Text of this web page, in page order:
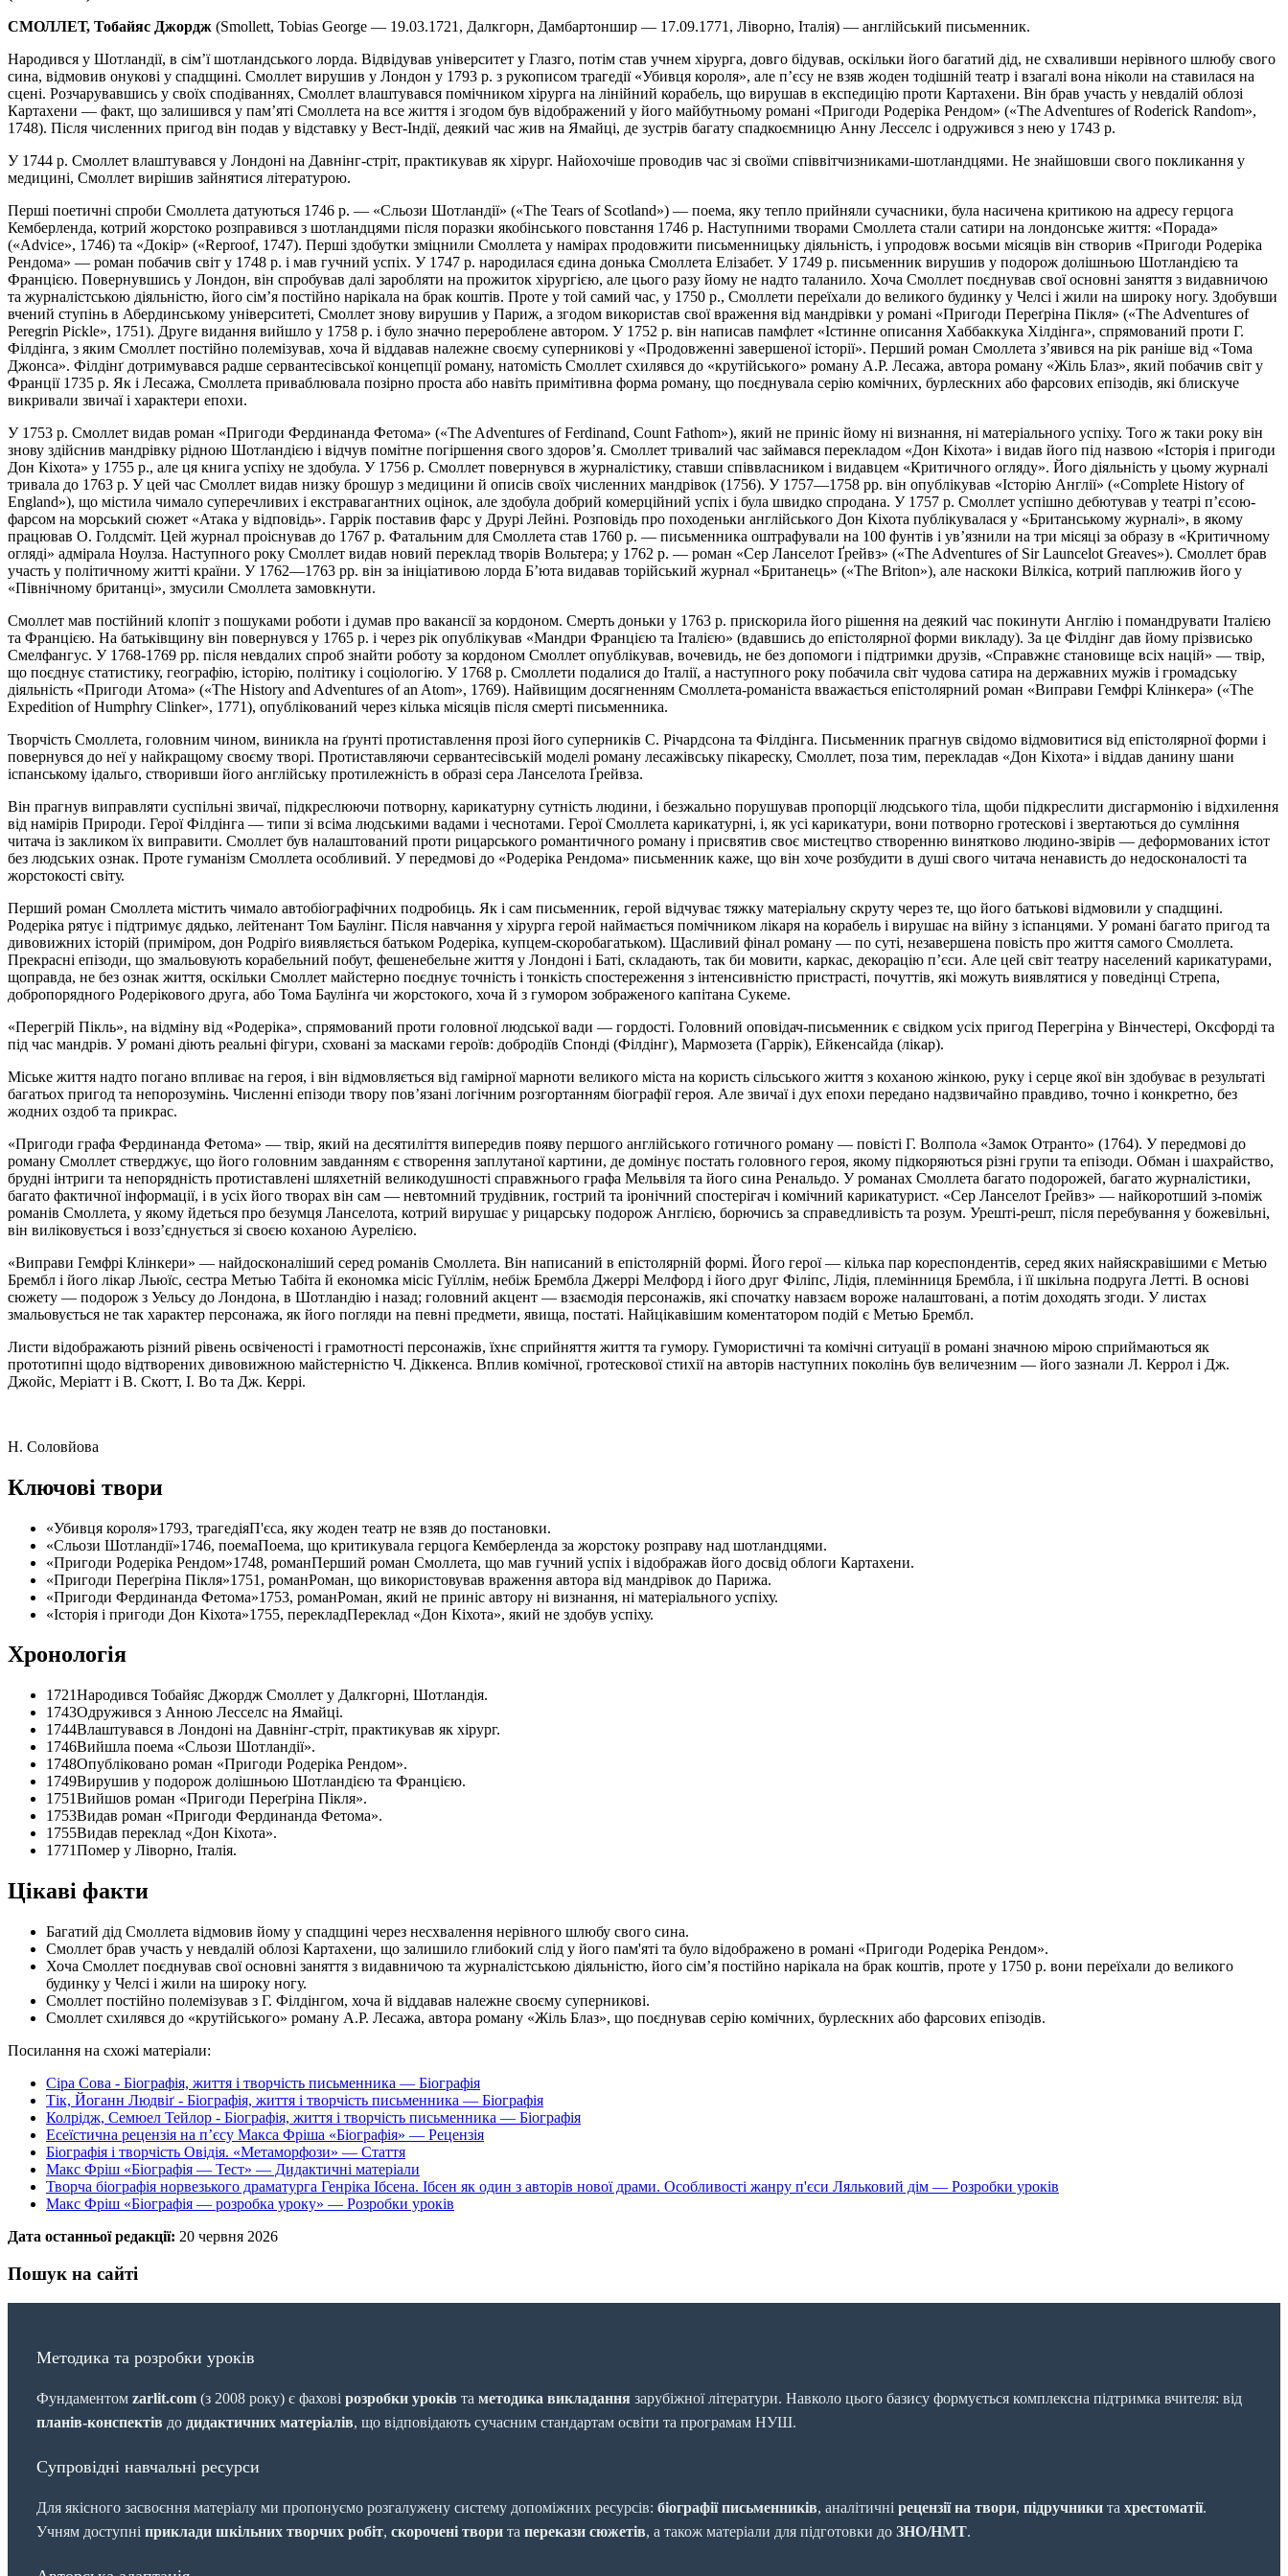
СМОЛЛЕТ, Тобайяс Джордж (Smollett, Tobias George — 19.03.1721, Далкгорн, Дамбартоншир — 17.09.1771, Ліворно, Італія) — англійський письменник.
Народився у Шотландії, в сім’ї шотландського лорда. Відвідував університет у Глазго, потім став учнем хірурга, довго бідував, оскільки його багатий дід, не схваливши нерівного шлюбу свого
сина, відмовив онукові у спадщині. Смоллет вирушив у Лондон у 1793 р. з рукописом трагедії «Убивця короля», але п’єсу не взяв жоден тодішній театр і взагалі вона ніколи на ставилася на
сцені. Розчарувавшись у своїх сподіваннях, Смоллет влаштувався помічником хірурга на лінійний корабель, що вирушав в експедицію проти Картахени. Він брав участь у невдалій облозі
Картахени — факт, що залишився у пам’яті Смоллета на все життя і згодом був відображений у його майбутньому романі «Пригоди Родеріка Рендом» («The Adventures of Roderick Random»,
1748). Після численних пригод він подав у відставку у Вест-Індії, деякий час жив на Ямайці, де зустрів багату спадкоємницю Анну Лесселс і одружився з нею у 1743 р.
У 1744 р. Смоллет влаштувався у Лондоні на Давнінг-стріт, практикував як хірург. Найохочіше проводив час зі своїми співвітчизниками-шотландцями. Не знайшовши свого покликання у
медицині, Смоллет вирішив зайнятися літературою.
Перші поетичні спроби Смоллета датуються 1746 р. — «Сльози Шотландії» («The Tears of Scotland») — поема, яку тепло прийняли сучасники, була насичена критикою на адресу герцога
Кемберленда, котрий жорстоко розправився з шотландцями після поразки якобінського повстання 1746 р. Наступними творами Смоллета стали сатири на лондонське життя: «Порада»
(«Advice», 1746) та «Докір» («Reproof, 1747). Перші здобутки зміцнили Смоллета у намірах продовжити письменницьку діяльність, і упродовж восьми місяців він створив «Пригоди Родеріка
Рендома» — роман побачив світ у 1748 р. і мав гучний успіх. У 1747 р. народилася єдина донька Смоллета Елізабет. У 1749 р. письменник вирушив у подорож долішньою Шотландією та
Францією. Повернувшись у Лондон, він спробував далі заробляти на прожиток хірургією, але цього разу йому не надто таланило. Хоча Смоллет поєднував свої основні заняття з видавничою
та журналістською діяльністю, його сім’я постійно нарікала на брак коштів. Проте у той самий час, у 1750 р., Смоллети переїхали до великого будинку у Челсі і жили на широку ногу. Здобувши
вчений ступінь в Абердинському університеті, Смоллет знову вирушив у Париж, а згодом використав свої враження від мандрівки у романі «Пригоди Переґріна Пікля» («The Adventures of
Peregrin Pickle», 1751). Друге видання вийшло у 1758 p. і було значно перероблене автором. У 1752 р. він написав памфлет «Істинне описання Хаббаккука Хілдінга», спрямований проти Г.
Філдінга, з яким Смоллет постійно полемізував, хоча й віддавав належне своєму суперникові у «Продовженні завершеної історії». Перший роман Смоллета з’явився на рік раніше від «Тома
Джонса». Філдінґ дотримувався радше сервантесівської концепції роману, натомість Смоллет схилявся до «крутійського» роману А.Р. Лесажа, автора роману «Жіль Блаз», який побачив світ у
Франції 1735 р. Як і Лесажа, Смоллета приваблювала позірно проста або навіть примітивна форма роману, що поєднувала серію комічних, бурлескних або фарсових епізодів, які блискуче
викривали звичаї і характери епохи.
У 1753 р. Смоллет видав роман «Пригоди Фердинанда Фетома» («The Adventures of Ferdinand, Count Fathom»), який не приніс йому ні визнання, ні матеріального успіху. Того ж таки року він
знову здійснив мандрівку рідною Шотландією і відчув помітне погіршення свого здоров’я. Смоллет тривалий час займався перекладом «Дон Кіхота» і видав його під назвою «Історія і пригоди
Дон Кіхота» у 1755 p., але ця книга успіху не здобула. У 1756 p. Смоллет повернувся в журналістику, ставши співвласником і видавцем «Критичного огляду». Його діяльність у цьому журналі
тривала до 1763 р. У цей час Смоллет видав низку брошур з медицини й описів своїх численних мандрівок (1756). У 1757—1758 pp. він опублікував «Історію Англії» («Complete History of
England»), що містила чимало суперечливих і екстравагантних оцінок, але здобула добрий комерційний успіх і була швидко спродана. У 1757 р. Смоллет успішно дебютував у театрі п’єсою-
фарсом на морський сюжет «Атака у відповідь». Гаррік поставив фарс у Друрі Лейні. Розповідь про походеньки англійського Дон Кіхота публікувалася у «Британському журналі», в якому
працював О. Голдсміт. Цей журнал проіснував до 1767 р. Фатальним для Смоллета став 1760 р. — письменника оштрафували на 100 фунтів і ув’язнили на три місяці за образу в «Критичному
огляді» адмірала Ноулза. Наступного року Смоллет видав новий переклад творів Вольтера; у 1762 р. — роман «Сер Ланселот Ґрейвз» («The Adventures of Sir Launcelot Greaves»). Смоллет брав
участь у політичному житті країни. У 1762—1763 pp. він за ініціативою лорда Б’юта видавав торійський журнал «Британець» («The Briton»), але наскоки Вілкіса, котрий паплюжив його у
«Північному британці», змусили Смоллета замовкнути.
Смоллет мав постійний клопіт з пошуками роботи і думав про вакансії за кордоном. Смерть доньки у 1763 р. прискорила його рішення на деякий час покинути Англію і помандрувати Італією
та Францією. На батьківщину він повернувся у 1765 р. і через рік опублікував «Мандри Францією та Італією» (вдавшись до епістолярної форми викладу). За це Філдінг дав йому прізвисько
Смелфангус. У 1768-1769 pp. після невдалих спроб знайти роботу за кордоном Смоллет опублікував, вочевидь, не без допомоги і підтримки друзів, «Справжнє становище всіх націй» — твір,
що поєднує статистику, географію, історію, політику і соціологію. У 1768 р. Смоллети подалися до Італії, а наступного року побачила світ чудова сатира на державних мужів і громадську
діяльність «Пригоди Атома» («The History and Adventures of an Atom», 1769). Найвищим досягненням Смоллета-романіста вважається епістолярний роман «Виправи Гемфрі Клінкера» («The
Expedition of Humphry Clinker», 1771), опублікований через кілька місяців після смерті письменника.
Творчість Смоллета, головним чином, виникла на ґрунті протиставлення прозі його суперників С. Річардсона та Філдінга. Письменник прагнув свідомо відмовитися від епістолярної форми і
повернувся до неї у найкращому своєму творі. Протиставляючи сервантесівській моделі роману лесажівську пікареску, Смоллет, поза тим, перекладав «Дон Кіхота» і віддав данину шани
іспанському ідальго, створивши його англійську протилежність в образі сера Ланселота Ґрейвза.
Він прагнув виправляти суспільні звичаї, підкреслюючи потворну, карикатурну сутність людини, і безжально порушував пропорції людського тіла, щоби підкреслити дисгармонію і відхилення
від намірів Природи. Герої Філдінга — типи зі всіма людськими вадами і чеснотами. Герої Смоллета карикатурні, і, як усі карикатури, вони потворно гротескові і звертаються до сумління
читача із закликом їх виправити. Смоллет був налаштований проти рицарського романтичного роману і присвятив своє мистецтво створенню винятково людино-звірів — деформованих істот
без людських ознак. Проте гуманізм Смоллета особливий. У передмові до «Родеріка Рендома» письменник каже, що він хоче розбудити в душі свого читача ненависть до недосконалості та
жорстокості світу.
Перший роман Смоллета містить чимало автобіографічних подробиць. Як і сам письменник, герой відчуває тяжку матеріальну скруту через те, що його батькові відмовили у спадщині.
Родеріка рятує і підтримує дядько, лейтенант Том Баулінг. Після навчання у хірурга герой наймається помічником лікаря на корабель і вирушає на війну з іспанцями. У романі багато пригод та
дивовижних історій (приміром, дон Родріґо виявляється батьком Родеріка, купцем-скоробагатьком). Щасливий фінал роману — по суті, незавершена повість про життя самого Смоллета.
Прекрасні епізоди, що змальовують корабельний побут, фешенебельне життя у Лондоні і Баті, складають, так би мовити, каркас, декорацію п’єси. Але цей світ театру населений карикатурами,
щоправда, не без ознак життя, оскільки Смоллет майстерно поєднує точність і тонкість спостереження з інтенсивністю пристрасті, почуттів, які можуть виявлятися у поведінці Стрепа,
добропорядного Родерікового друга, або Тома Баулінґа чи жорстокого, хоча й з гумором зображеного капітана Сукеме.
«Перегрій Пікль», на відміну від «Родеріка», спрямований проти головної людської вади — гордості. Головний оповідач-письменник є свідком усіх пригод Перегріна у Вінчестері, Оксфорді та
під час мандрів. У романі діють реальні фігури, сховані за масками героїв: добродіїв Спонді (Філдінг), Мармозета (Гаррік), Ейкенсайда (лікар).
Міське життя надто погано впливає на героя, і він відмовляється від гамірної марноти великого міста на користь сільського життя з коханою жінкою, руку і серце якої він здобуває в результаті
багатьох пригод та непорозумінь. Численні епізоди твору пов’язані логічним розгортанням біографії героя. Але звичаї і дух епохи передано надзвичайно правдиво, точно і конкретно, без
жодних оздоб та прикрас.
«Пригоди графа Фердинанда Фетома» — твір, який на десятиліття випередив появу першого англійського готичного роману — повісті Г. Волпола «Замок Отранто» (1764). У передмові до
роману Смоллет стверджує, що його головним завданням є створення заплутаної картини, де домінує постать головного героя, якому підкоряються різні групи та епізоди. Обман і шахрайство,
брудні інтриги та непорядність протиставлені шляхетній великодушності справжнього графа Мельвіля та його сина Ренальдо. У романах Смоллета багато подорожей, багато журналістики,
багато фактичної інформації, і в усіх його творах він сам — невтомний трудівник, гострий та іронічний спостерігач і комічний карикатурист. «Сер Ланселот Ґрейвз» — найкоротший з-поміж
романів Смоллета, у якому йдеться про безумця Ланселота, котрий вирушає у рицарську подорож Англією, борючись за справедливість та розум. Урешті-решт, після перебування у божевільні,
він виліковується і возз’єднується зі своєю коханою Аурелією.
«Виправи Гемфрі Клінкери» — найдосконаліший серед романів Смоллета. Він написаний в епістолярній формі. Його герої — кілька пар кореспондентів, серед яких найяскравішими є Метью
Брембл і його лікар Льюїс, сестра Метью Табіта й економка місіс Гуїллім, небіж Брембла Джеррі Мелфорд і його друг Філіпс, Лідія, племінниця Брембла, і її шкільна подруга Летті. В основі
сюжету — подорож з Уельсу до Лондона, в Шотландію і назад; головний акцент — взаємодія персонажів, які спочатку навзаєм вороже налаштовані, а потім доходять згоди. У листах
змальовується не так характер персонажа, як його погляди на певні предмети, явища, постаті. Найцікавішим коментатором подій є Метью Брембл.
Листи відображають різний рівень освіченості і грамотності персонажів, їхнє сприйняття життя та гумору. Гумористичні та комічні ситуації в романі значною мірою сприймаються як
прототипні щодо відтворених дивовижною майстерністю Ч. Діккенса. Вплив комічної, гротескової стихії на авторів наступних поколінь був величезним — його зазнали Л. Керрол і Дж.
Джойс, Меріатт і В. Скотт, І. Во та Дж. Керрі.
H. Соловйова
Ключові твори
«Убивця короля»1793, трагедіяП'єса, яку жоден театр не взяв до постановки.
«Сльози Шотландії»1746, поемаПоема, що критикувала герцога Кемберленда за жорстоку розправу над шотландцями.
«Пригоди Родеріка Рендом»1748, романПерший роман Смоллета, що мав гучний успіх і відображав його досвід облоги Картахени.
«Пригоди Переґріна Пікля»1751, романРоман, що використовував враження автора від мандрівок до Парижа.
«Пригоди Фердинанда Фетома»1753, романРоман, який не приніс автору ні визнання, ні матеріального успіху.
«Історія і пригоди Дон Кіхота»1755, перекладПереклад «Дон Кіхота», який не здобув успіху.
Хронологія
1721Народився Тобайяс Джордж Смоллет у Далкгорні, Шотландія.
1743Одружився з Анною Лесселс на Ямайці.
1744Влаштувався в Лондоні на Давнінг-стріт, практикував як хірург.
1746Вийшла поема «Сльози Шотландії».
1748Опубліковано роман «Пригоди Родеріка Рендом».
1749Вирушив у подорож долішньою Шотландією та Францією.
1751Вийшов роман «Пригоди Переґріна Пікля».
1753Видав роман «Пригоди Фердинанда Фетома».
1755Видав переклад «Дон Кіхота».
1771Помер у Ліворно, Італія.
Цікаві факти
Багатий дід Смоллета відмовив йому у спадщині через несхвалення нерівного шлюбу свого сина.
Смоллет брав участь у невдалій облозі Картахени, що залишило глибокий слід у його пам'яті та було відображено в романі «Пригоди Родеріка Рендом».
Хоча Смоллет поєднував свої основні заняття з видавничою та журналістською діяльністю, його сім’я постійно нарікала на брак коштів, проте у 1750 р. вони переїхали до великого
будинку у Челсі і жили на широку ногу.
Смоллет постійно полемізував з Г. Філдінгом, хоча й віддавав належне своєму суперникові.
Смоллет схилявся до «крутійського» роману А.Р. Лесажа, автора роману «Жіль Блаз», що поєднував серію комічних, бурлескних або фарсових епізодів.
Посилання на схожі матеріали:
Сіра Сова - Біографія, життя і творчість письменника — Біографія
Тік, Йоганн Людвіґ - Біографія, життя і творчість письменника — Біографія
Колрідж, Семюел Тейлор - Біографія, життя і творчість письменника — Біографія
Есеїстична рецензія на п’єсу Макса Фріша «Біографія» — Рецензія
Біографія і творчість Овідія. «Метаморфози» — Стаття
Макс Фріш «Біографія — Тест» — Дидактичні матеріали
Творча біографія норвезького драматурга Генріка Ібсена. Ібсен як один з авторів нової драми. Особливості жанру п'єси Ляльковий дім — Розробки уроків
Макс Фріш «Біографія — розробка уроку» — Розробки уроків
Дата останньої редакції: 20 червня 2026
Пошук на сайті
Методика та розробки уроків
Фундаментом zarlit.com (з 2008 року) є фахові розробки уроків та методика викладання зарубіжної літератури. Навколо цього базису формується комплексна підтримка вчителя: від
планів-конспектів до дидактичних матеріалів, що відповідають сучасним стандартам освіти та програмам НУШ.
Супровідні навчальні ресурси
Для якісного засвоєння матеріалу ми пропонуємо розгалужену систему допоміжних ресурсів: біографії письменників, аналітичні рецензії на твори, підручники та хрестоматії.
Учням доступні приклади шкільних творчих робіт, скорочені твори та перекази сюжетів, а також матеріали для підготовки до ЗНО/НМТ.